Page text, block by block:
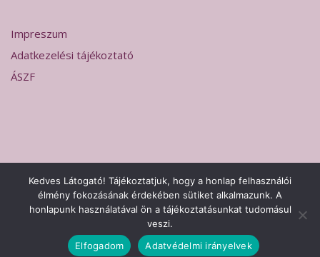
Impreszum
Adatkezelési tájékoztató
ÁSZF
2026 © Hermesz Labor Sopron Adatkezelési tájékoztató
Theme
bySiteOrigin
Impreszum Adatkezelési tájékoztató ÁSZF
Kedves Látogató! Tájékoztatjuk, hogy a honlap felhasználói
élmény fokozásának érdekében sütiket alkalmazunk. A
honlapunk használatával ön a tájékoztatásunkat tudomásul
veszi.
Elfogadom
Adatvédelmi irányelvek